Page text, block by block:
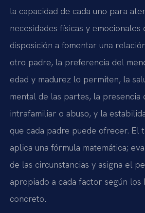
la capacidad de cada uno para
necesidades físicas y emocionales
disposición a fomentar una
otro padre, la preferencia del
edad y madurez lo permiten, la
mental de las partes, la presencia
intrafamiliar o abuso, y la
que cada padre puede ofrecer. El
aplica una fórmula matemática;
de las circunstancias y asigna el
apropiado a cada factor según los
concreto.